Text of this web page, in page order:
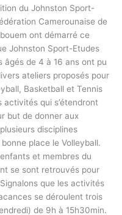
du Johnston Sport-
Camerounaise de
ont démarré ce
Johnston Sport-Etudes
âgés de 4 à 16 ans ont pu
ateliers proposés pour
Basketball et Tennis
activités qui s’étendront
but de donner aux
disciplines
place le Volleyball.
et membres du
se sont retrouvés pour
que les activités
se déroulent trois
de 9h à 15h30min.